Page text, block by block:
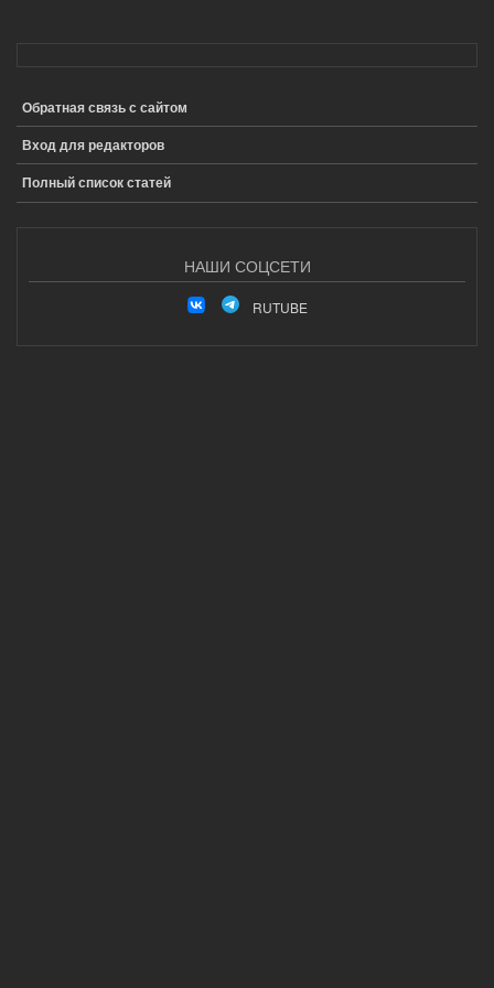
ПОДВАЛ
Обратная связь с сайтом
Вход для редакторов
Полный список статей
НАШИ СОЦСЕТИ
RUTUBE